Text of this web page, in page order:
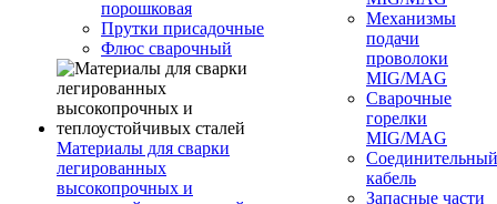
порошковая
Прутки присадочные
Флюс сварочный
Материалы для сварки
легированных
высокопрочных и
Механизмы
подачи
проволоки
MIG/MAG
Сварочные
горелки
MIG/MAG
Соединительный
кабель
Запасные части